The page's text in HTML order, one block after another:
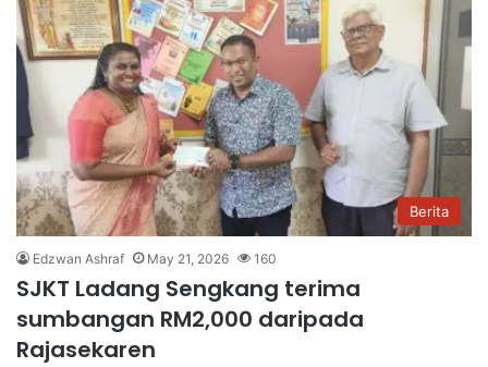
Berita
Edzwan Ashraf May 21, 2026 160
SJKT Ladang Sengkang terima
sumbangan RM2,000 daripada
Rajasekaren